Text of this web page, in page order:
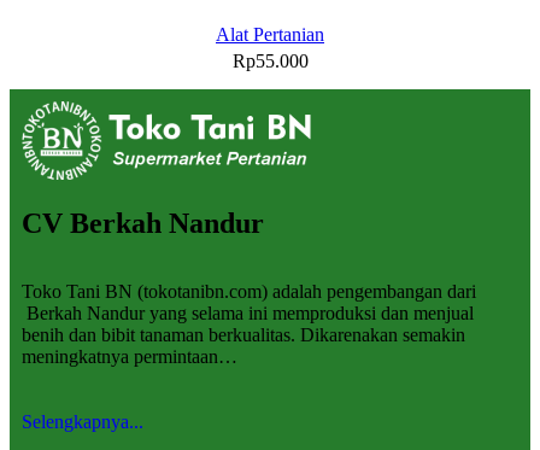
Alat Pertanian
Rp55.000
CV Berkah Nandur
Toko Tani BN (tokotanibn.com) adalah pengembangan dari
Berkah Nandur yang selama ini memproduksi dan menjual
benih dan bibit tanaman berkualitas. Dikarenakan semakin
meningkatnya permintaan…
Selengkapnya...